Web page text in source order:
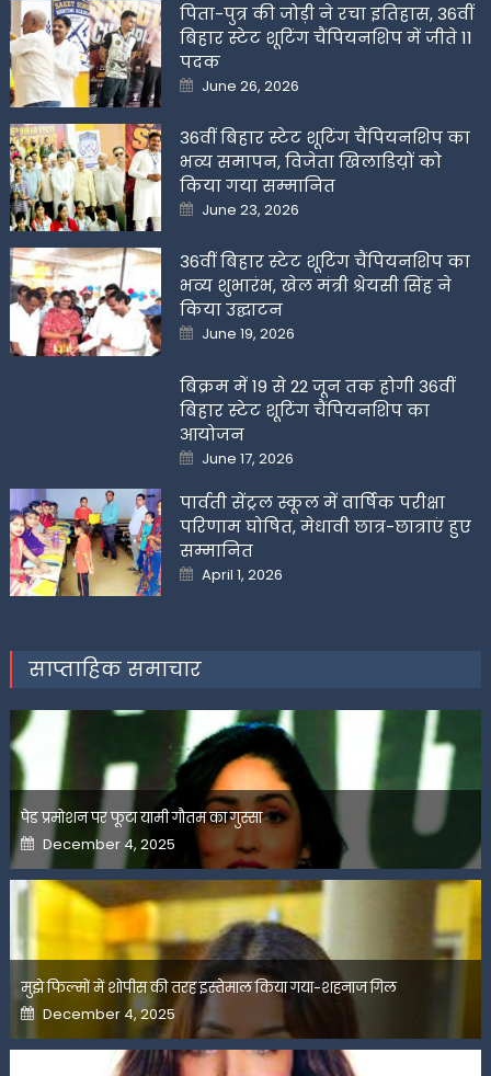
पिता-पुत्र की जोड़ी ने रचा इतिहास, 36वीं
बिहार स्टेट शूटिंग चैंपियनशिप में जीते 11
पदक
Posted
on
June 26, 2026
36वीं बिहार स्टेट शूटिंग चैंपियनशिप का
भव्य समापन, विजेता खिलाडिय़ों को
किया गया सम्मानित
Posted
on
June 23, 2026
36वीं बिहार स्टेट शूटिंग चैंपियनशिप का
भव्य शुभारंभ, खेल मंत्री श्रेयसी सिंह ने
किया उद्घाटन
Posted
on
June 19, 2026
बिक्रम में 19 से 22 जून तक होगी 36वीं
बिहार स्टेट शूटिंग चैंपियनशिप का
आयोजन
Posted
on
June 17, 2026
पार्वती सेंट्रल स्कूल में वार्षिक परीक्षा
परिणाम घोषित, मेधावी छात्र-छात्राएं हुए
सम्मानित
Posted
on
April 1, 2026
साप्ताहिक समाचार
पेड प्रमोशन पर फूटा यामी गौतम का गुस्सा
Posted
on
December 4, 2025
मुझे फिल्मों में शोपीस की तरह इस्तेमाल किया गया-शहनाज गिल
Posted
on
December 4, 2025